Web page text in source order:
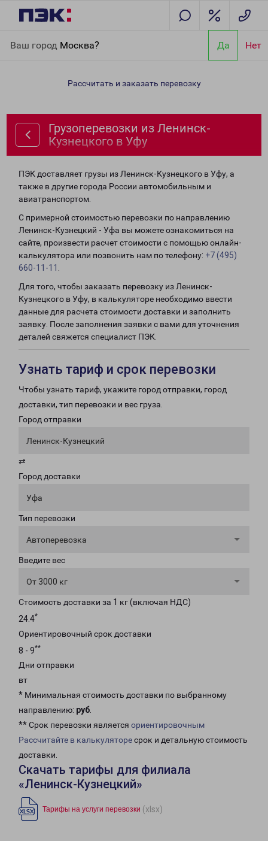
Ваш город Москва? Да Нет
Кузнецкого в Уфу
Рассчитать и заказать перевозку
Грузоперевозки из Ленинск-
Кузнецкого в Уфу
ПЭК доставляет грузы из Ленинск-Кузнецкого в Уфу, а
также в другие города России автомобильным и
авиатранспортом.
С примерной стоимостью перевозки по направлению
Ленинск-Кузнецкий - Уфа вы можете ознакомиться на
сайте, произвести расчет стоимости с помощью онлайн-
калькулятора или позвонить нам по телефону: +7 (495)
660-11-11
Для того, чтобы заказать перевозку из Ленинск-
Кузнецкого в Уфу, в калькуляторе необходимо ввести
данные для расчета стоимости доставки и заполнить
заявку. После заполнения заявки с вами для уточнения
деталей свяжется специалист ПЭК.
Узнать тариф и срок перевозки
Чтобы узнать тариф, укажите город отправки, город
доставки, тип перевозки и вес груза.
Город отправки
Ленинск-Кузнецкий
⇄
Город доставки
Уфа
Тип перевозки
Автоперевозка
Введите вес
От 3000 кг
Стоимость доставки за 1 кг (включая НДС)
24.4*
Ориентировочный срок доставки
8 - 9**
Дни отправки
вт
* Минимальная стоимость доставки по выбранному
направлению: руб.
** Срок перевозки является ориентировочным
Рассчитайте в калькуляторесрок и детальную стоимость
доставки.
Скачать тарифы для филиала
«Ленинск-Кузнецкий»
Тарифы на услуги перевозки (xlsx)